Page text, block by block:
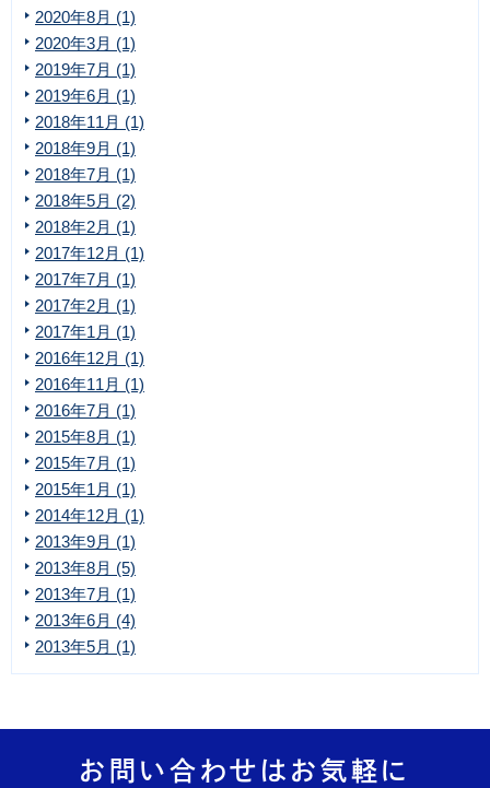
2020年8月 (1)
2020年3月 (1)
2019年7月 (1)
2019年6月 (1)
2018年11月 (1)
2018年9月 (1)
2018年7月 (1)
2018年5月 (2)
2018年2月 (1)
2017年12月 (1)
2017年7月 (1)
2017年2月 (1)
2017年1月 (1)
2016年12月 (1)
2016年11月 (1)
2016年7月 (1)
2015年8月 (1)
2015年7月 (1)
2015年1月 (1)
2014年12月 (1)
2013年9月 (1)
2013年8月 (5)
2013年7月 (1)
2013年6月 (4)
2013年5月 (1)
お問い合わせはお気軽に